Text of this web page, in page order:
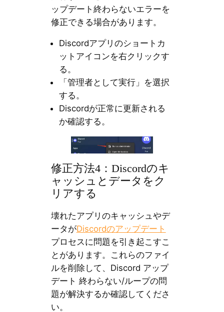
ップデート終わらないエラーを
修正できる場合があります。
Discordアプリのショートカ
ットアイコンを右クリックす
る。
「管理者として実行」を選択
する。
Discordが正常に更新される
か確認する。
修正方法4：Discordのキ
ャッシュとデータをク
リアする
壊れたアプリのキャッシュやデ
ータがDiscordのアップデート
プロセスに問題を引き起こすこ
とがあります。これらのファイ
ルを削除して、Discord アップ
デート 終わらない/ループの問
題が解決するか確認してくださ
い。